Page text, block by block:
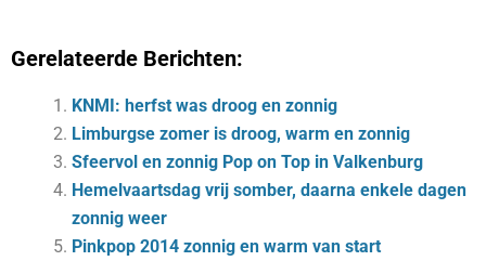
Gerelateerde Berichten:
KNMI: herfst was droog en zonnig
Limburgse zomer is droog, warm en zonnig
Sfeervol en zonnig Pop on Top in Valkenburg
Hemelvaartsdag vrij somber, daarna enkele dagen
zonnig weer
Pinkpop 2014 zonnig en warm van start